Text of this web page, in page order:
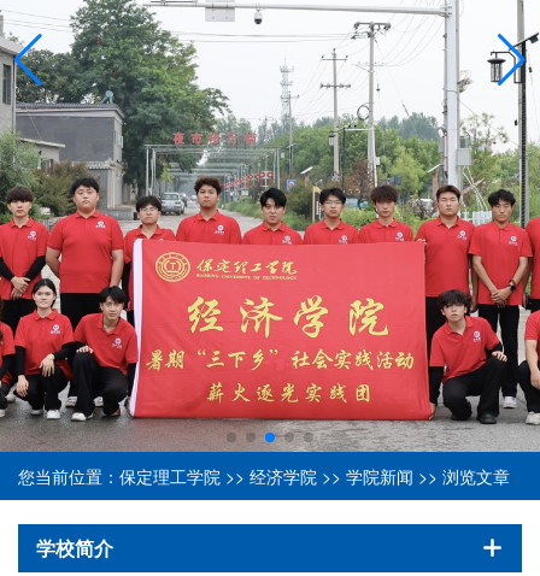
您当前位置： 保定理工学院 >> 经济学院 >> 学院新闻 >> 浏览文章
学校简介